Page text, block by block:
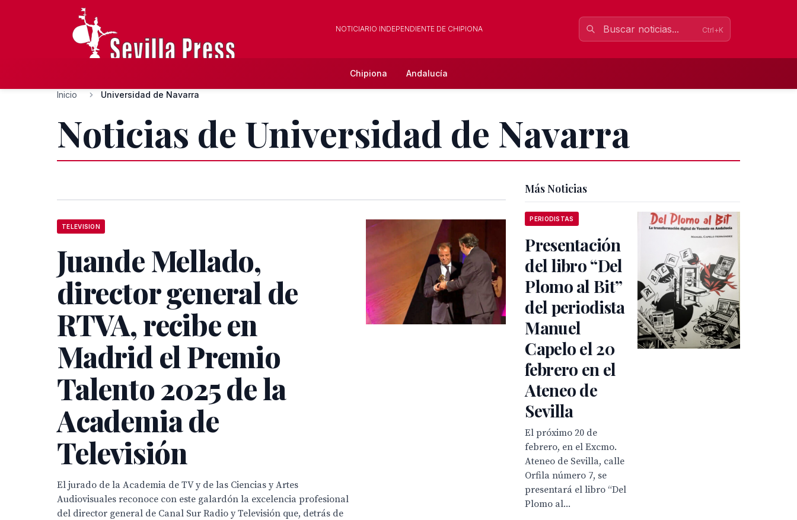
NOTICIARIO INDEPENDIENTE DE CHIPIONA Ctrl+K
Chipiona Andalucía
Inicio Universidad de Navarra
Noticias de Universidad de Navarra
TELEVISION
Juande Mellado,
director general de
RTVA, recibe en
Madrid el Premio
Talento 2025 de la
Academia de
Televisión
El jurado de la Academia de TV y de las Ciencias y Artes
Audiovisuales reconoce con este galardón la excelencia profesional
del director general de Canal Sur Radio y Televisión que, detrás de
Más Noticias
PERIODISTAS
Presentación
del libro “Del
Plomo al Bit”
del periodista
Manuel
Capelo el 20
febrero en el
Ateneo de
Sevilla
El próximo 20 de
febrero, en el Excmo.
Ateneo de Sevilla, calle
Orfila número 7, se
presentará el libro “Del
Plomo al...